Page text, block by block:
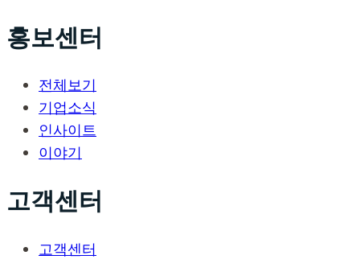
홍보센터
전체보기
기업소식
인사이트
이야기
고객센터
고객센터